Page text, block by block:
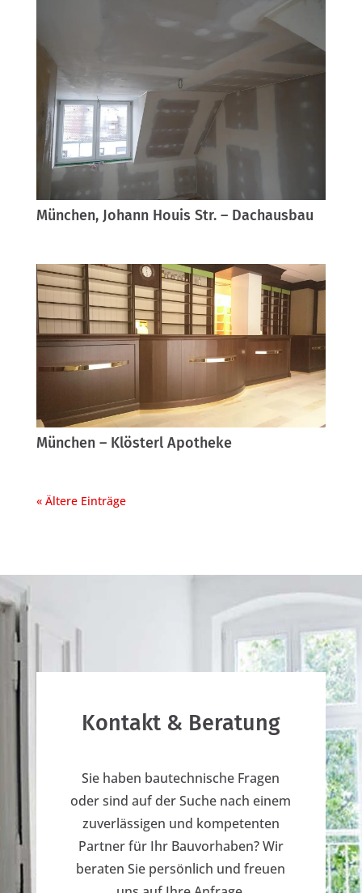
München, Johann Houis Str. – Dachausbau
München – Klösterl Apotheke
« Ältere Einträge
Kontakt & Beratung
Sie haben bautechnische Fragen
oder sind auf der Suche nach einem
zuverlässigen und kompetenten
Partner für Ihr Bauvorhaben? Wir
beraten Sie persönlich und freuen